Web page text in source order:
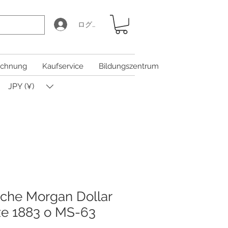
ログイン
Kaufservice Bildungszentrum
JPY (¥)
Morgan Dollar
1883 o MS-63